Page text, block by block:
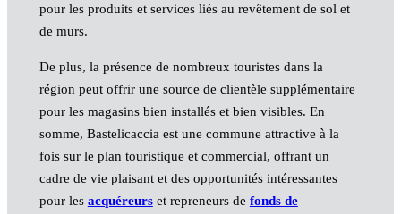
pour les produits et services liés au revêtement de sol et
de murs.
De plus, la présence de nombreux touristes dans la
région peut offrir une source de clientèle supplémentaire
pour les magasins bien installés et bien visibles. En
somme, Bastelicaccia est une commune attractive à la
fois sur le plan touristique et commercial, offrant un
cadre de vie plaisant et des opportunités intéressantes
pour les acquéreurset repreneurs de fonds de